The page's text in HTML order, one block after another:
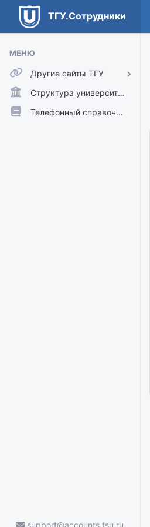
ТГУ.Сотрудники
МЕНЮ
Другие сайты ТГУ
ТГУ.Аккаунты
ТГУ.Расписание
Структура университета
Телефонный справочник
support@accounts.tsu.ru